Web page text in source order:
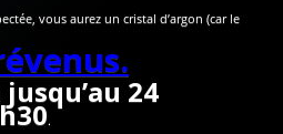
vous aurez un cristal d’argon (car le
24
.